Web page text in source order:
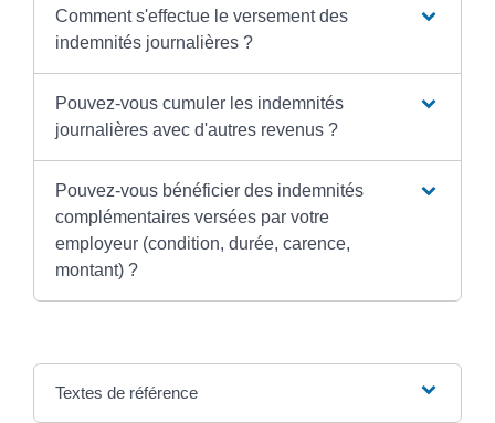
Comment s'effectue le versement des
indemnités journalières ?
Pouvez-vous cumuler les indemnités
journalières avec d'autres revenus ?
Pouvez-vous bénéficier des indemnités
complémentaires versées par votre
employeur (condition, durée, carence,
montant) ?
Textes de référence